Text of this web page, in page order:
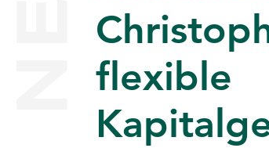
ÜBER UNS
EXPERTISE
TEAM
flexible